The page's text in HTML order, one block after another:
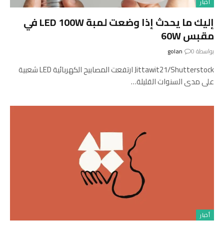
أخبار
إليك ما يحدث إذا وضعت لمبة LED 100W في
مقبس 60W
بواسطة golan 0
Jittawit21/Shutterstock ارتفعت المصابيح الكهربائية LED شعبية
على مدى السنوات القليلة…
أخبار